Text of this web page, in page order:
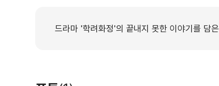
드라마 '학려화정'의 끝내지 못한 이야기를 담